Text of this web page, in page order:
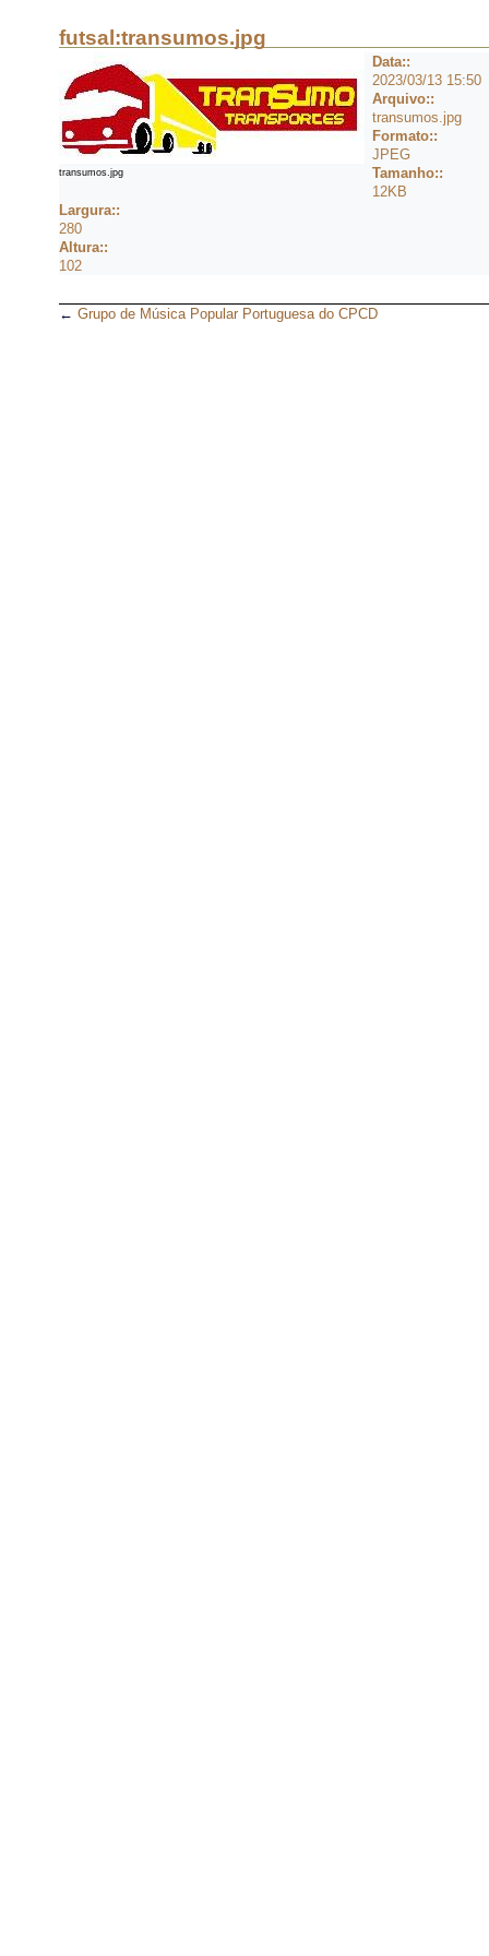
futsal:transumos.jpg
transumos.jpg
Data::
2023/03/13 15:50
Arquivo::
transumos.jpg
Formato::
JPEG
Tamanho::
12KB
Largura::
280
Altura::
102
←Grupo de Música Popular Portuguesa do CPCD